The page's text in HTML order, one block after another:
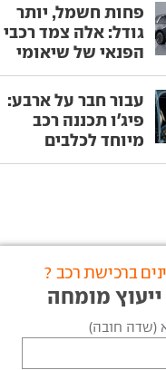
פחות חשמל, יותר
גודל: אלה צמד רכבי
הפנאי של שיאומי
עבור חבר על ארבע:
פיג'ו תכננה רכב
מיוחד לכלבים
ברכישת רכב ?
מומחה
(שדה חובה)